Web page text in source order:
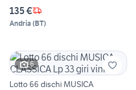
135 €
Andria (BT)
6
Lotto 66 dischi MUSICA